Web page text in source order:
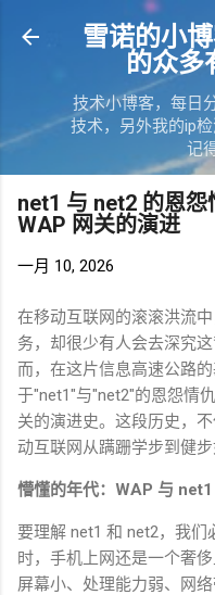
跳
雪诺的小
的众多
技术小博客，每日
技术，另外我的ip
记
net1 与 net2 的恩
WAP 网关的演进
一月 10, 2026
在移动互联网的滚滚洪流
务，却很少有人会去深究
而，在这片信息高速公路
于"net1"与"net2"的恩怨情
关的演进史。这段历史，
动互联网从蹒跚学步到健步
懵懂的年代： WAP 与 net1
要理解 net1 和 net2，我们
时，手机上网还是一个奢
屏幕小、处理能力弱、网